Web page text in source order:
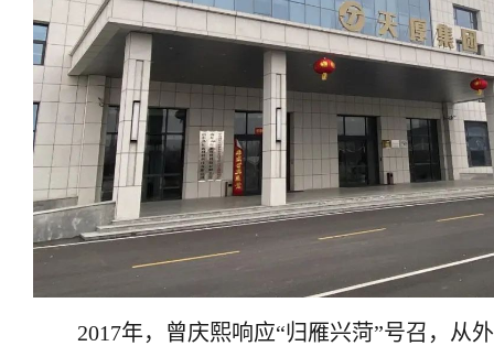
2017年，曾庆熙响应“归雁兴菏”号召，从